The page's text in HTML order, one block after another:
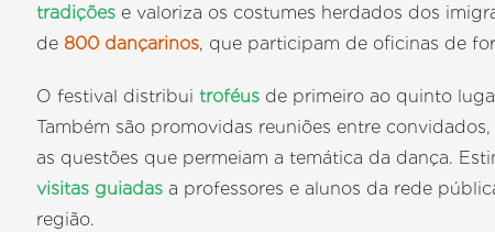
tradições e valoriza os costumes herdados dos
de 800 dançarinos, que participam de oficinas de
O festival distribuitroféus de primeiro ao quinto
Também são promovidas reuniões entre
as questões que permeiam a temática da dança.
visitas guiadas a professores e alunos da rede
região.